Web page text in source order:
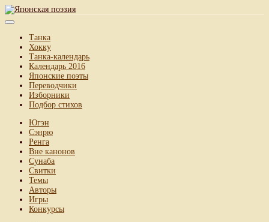
Танка
Хокку
Танка-календарь
Календарь 2016
Японские поэты
Переводчики
Изборники
Подбор стихов
Югэн
Сэнрю
Ренга
Вне канонов
Сунаба
Свитки
Темы
Авторы
Игры
Конкурсы